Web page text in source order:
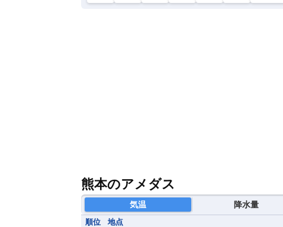
熊本のアメダス
気温 降水量
順位 地点